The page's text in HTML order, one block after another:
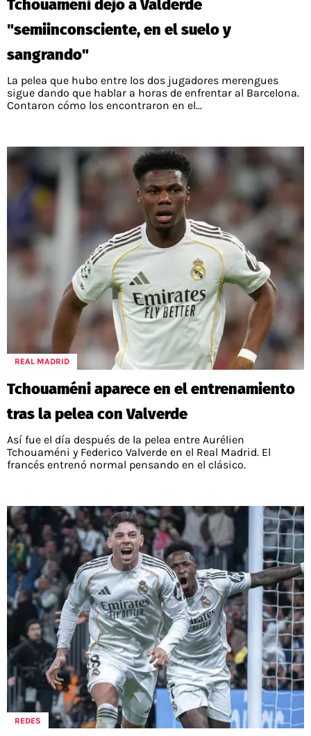
Tchouaméni dejó a Valderde
"semiinconsciente, en el suelo y
sangrando"
La pelea que hubo entre los dos jugadores merengues
sigue dando que hablar a horas de enfrentar al Barcelona.
Contaron cómo los encontraron en el...
REAL MADRID
Tchouaméni aparece en el entrenamiento
tras la pelea con Valverde
Así fue el día después de la pelea entre Aurélien
Tchouaméni y Federico Valverde en el Real Madrid. El
francés entrenó normal pensando en el clásico.
REDES